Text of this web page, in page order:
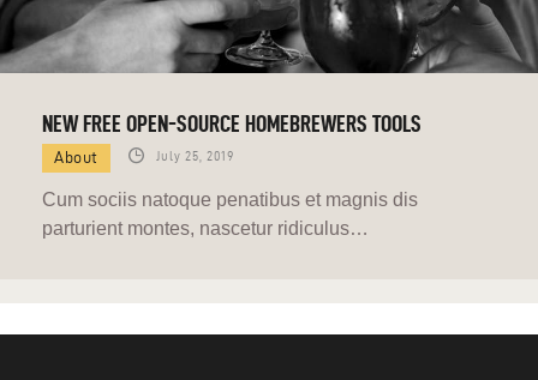
NEW FREE OPEN-SOURCE HOMEBREWERS TOOLS
About July 25, 2019
Cum sociis natoque penatibus et magnis dis
parturient montes, nascetur ridiculus…